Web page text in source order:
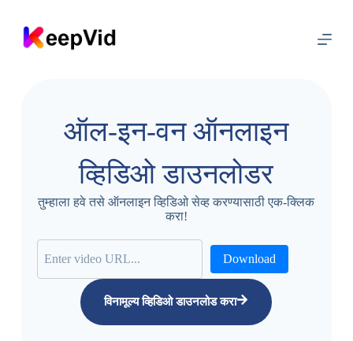
ग्री
ऑल-इन-वन ऑनलाइन
व्हिडिओ डाउनलोडर
तुम्हाला हवे तसे ऑनलाइन व्हिडिओ सेव्ह करण्यासाठी एक-क्लिक
करा!
Download
विनामूल्य व्हिडिओ डाउनलोड करा